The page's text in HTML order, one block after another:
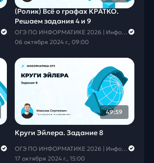
(Ролик) Всё о графах КРАТКО.
Решаем задания 4 и 9
ОГЭ ПО ИНФОРМАТИКЕ 2026 | Информатика с Мане
06 октября 2024 г., 09:00
49:59
Круги Эйлера. Задание 8
ОГЭ ПО ИНФОРМАТИКЕ 2026 | Информатика с Мане
17 октября 2024 г., 15:00